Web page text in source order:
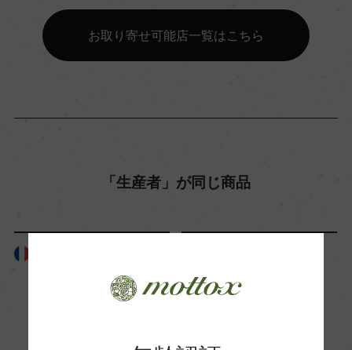
コンクール入賞歴
ー
お取り寄せ可能店一覧はこちら
「生産者」が同じ商品